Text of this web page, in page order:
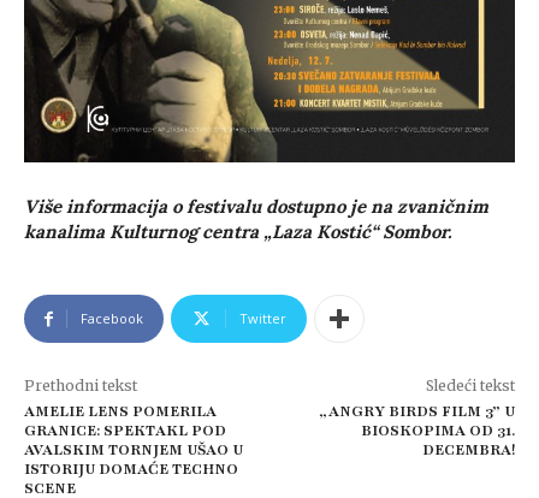
Više informacija o festivalu dostupno je na zvaničnim
kanalima Kulturnog centra „Laza Kostić“ Sombor.
Facebook Twitter
Prethodni tekst
AMELIE LENS POMERILA
GRANICE: SPEKTAKL POD
AVALSKIM TORNJEM UŠAO U
ISTORIJU DOMAĆE TECHNO
SCENE
Sledeći tekst
„ANGRY BIRDS FILM 3” U
BIOSKOPIMA OD 31.
DECEMBRA!